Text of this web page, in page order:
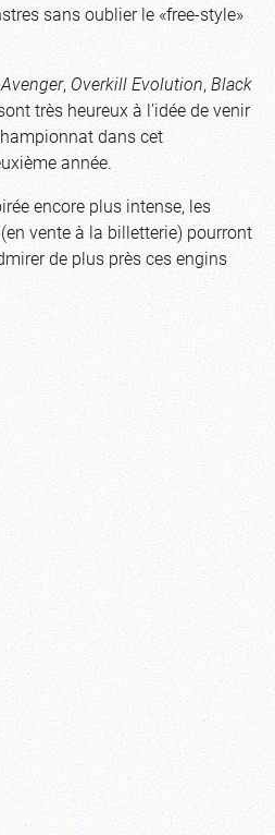
sans oublier le «free-style»
Avenger,Overkill Evolution,Black
très heureux à l’idée de venir
dans cet
année.
encore plus intense, les
vente à la billetterie) pourront
de plus près ces engins